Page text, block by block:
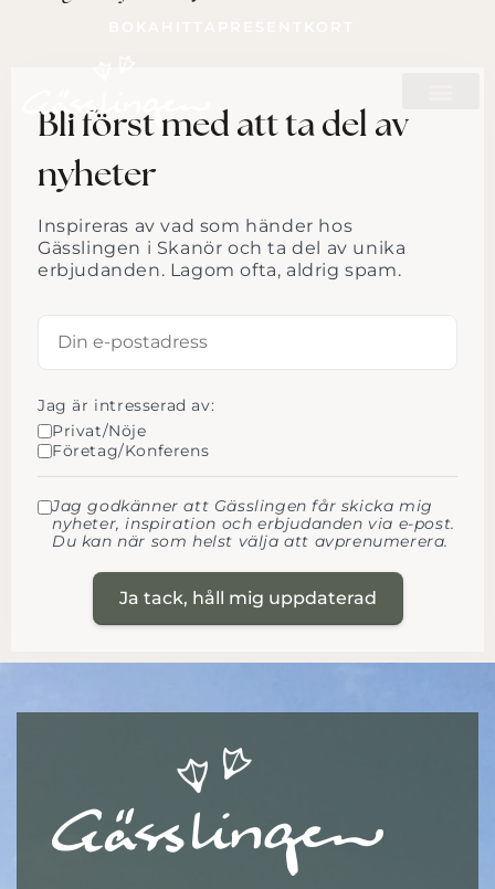
Bli först med att ta del av
nyheter
Inspireras av vad som händer hos
Gässlingen i Skanör och ta del av unika
erbjudanden. Lagom ofta, aldrig spam.
Jag är intresserad av:
Privat/Nöje
Företag/Konferens
Jag godkänner att Gässlingen får skicka mig
nyheter, inspiration och erbjudanden via e-post.
Du kan när som helst välja att avprenumerera.
Ja tack, håll mig uppdaterad